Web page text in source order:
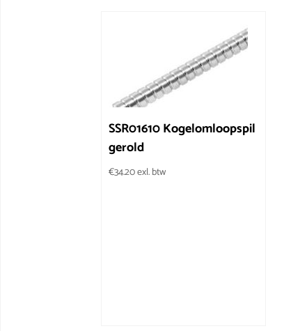
SSR01610 Kogelomloopspil
gerold
€34.20exl. btw